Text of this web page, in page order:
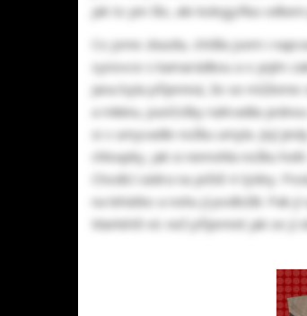
jak to jen šlo, ale kolegyňka
Co jsme zkazila, chtěla jsem i
synovce s kamarádkou a o jejím
Jana byla příjemná, že se
a mikinu, punčošky nahradila
si v umyvadle nožku umyla. Její
chloupky, jak si nemohla nožku
Chodící sádra na ještě 4 týdny.
na lehátko a nohu jí podložili. Pak
Markétě víc než příjemné jak se jí